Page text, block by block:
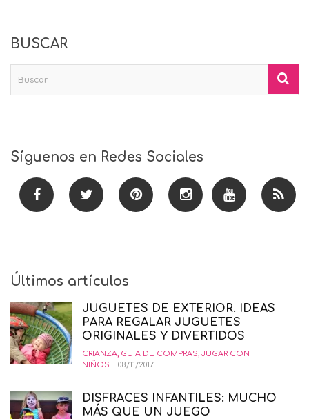
BUSCAR
Síguenos en Redes Sociales
Últimos artículos
JUGUETES DE EXTERIOR. IDEAS
PARA REGALAR JUGUETES
ORIGINALES Y DIVERTIDOS
CRIANZA, GUIA DE COMPRAS, JUGAR CON
NIÑOS
08/11/2017
DISFRACES INFANTILES: MUCHO
MÁS QUE UN JUEGO